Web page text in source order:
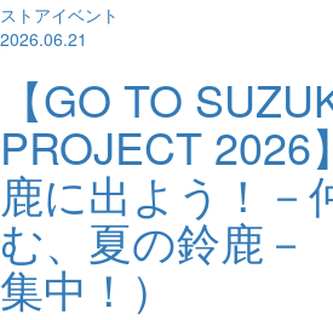
ストアイベント
2026.06.21
【GO TO
PROJECT 2026
鹿に出よう！－
む、夏の鈴鹿－
集中！）